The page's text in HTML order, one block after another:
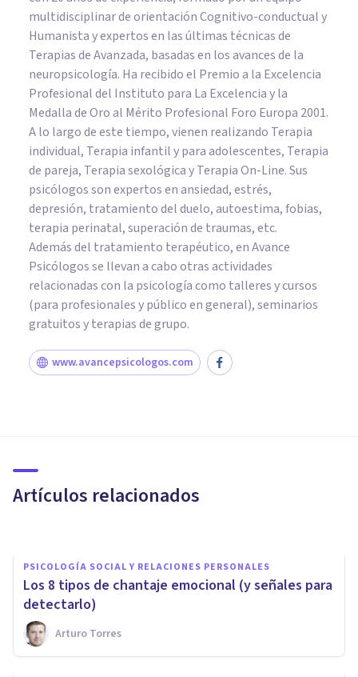
multidisciplinar de orientación Cognitivo-conductual y
Humanista y expertos en las últimas técnicas de
Terapias de Avanzada, basadas en los avances de la
neuropsicología. Ha recibido el Premio a la Excelencia
Profesional del Instituto para La Excelencia y la
Medalla de Oro al Mérito Profesional Foro Europa 2001.
A lo largo de este tiempo, vienen realizando Terapia
individual, Terapia infantil y para adolescentes, Terapia
de pareja, Terapia sexológica y Terapia On-Line. Sus
psicólogos son expertos en ansiedad, estrés,
depresión, tratamiento del duelo, autoestima, fobias,
terapia perinatal, superación de traumas, etc.
Además del tratamiento terapéutico, en Avance
Psicólogos se llevan a cabo otras actividades
relacionadas con la psicología como talleres y cursos
(para profesionales y público en general), seminarios
gratuitos y terapias de grupo.
www.avancepsicologos.com
Artículos relacionados
emocional más sutil
PSICOLOGÍA SOCIAL Y RELACIONES PERSONALES
Los 8 tipos de chantaje emocional (y señales para
detectarlo)
Arturo Torres